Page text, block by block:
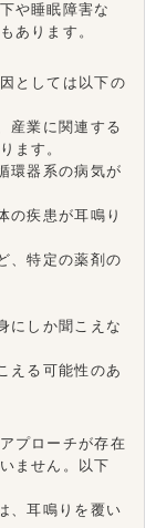
や睡眠障害な
あります。
としては以下の
産業に関連する
ます。
環器系の病気が
の疾患が耳鳴り
、特定の薬剤の
にしか聞こえな
える可能性のあ
プローチが存在
ません。以下
、耳鳴りを覆い